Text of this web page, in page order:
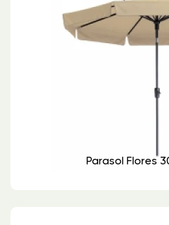
Parasol Flores